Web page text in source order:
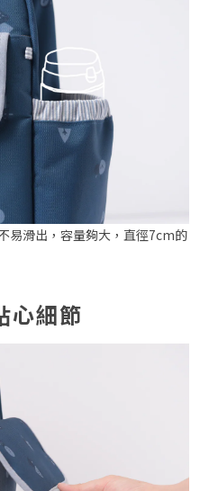
易滑出，容量夠大，直徑7cm的
心細節